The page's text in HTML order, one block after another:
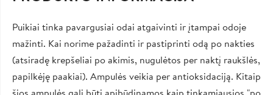
Puikiai tinka pavargusiai odai atgaivinti ir įtampai odoje
mažinti. Kai norime pažadinti ir pastiprinti odą po nakties
(atsiradę krepšeliai po akimis, nugulėtos per naktį raukšlės,
papilkėję paakiai). Ampulės veikia per antioksidaciją. Kitaip